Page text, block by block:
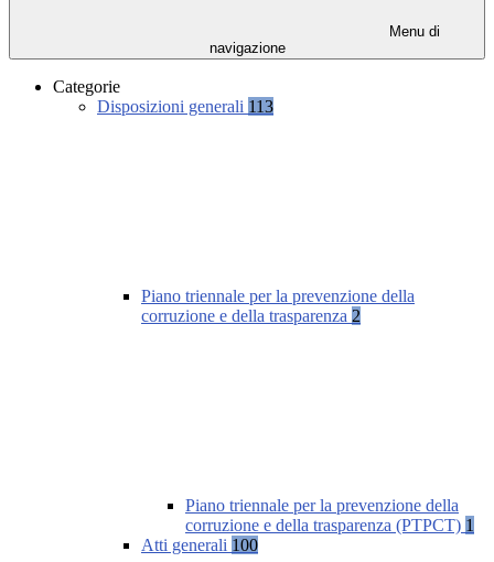
Menu di
navigazione
Categorie
Disposizioni generali 113
Piano triennale per la prevenzione della
corruzione e della trasparenza 2
Piano triennale per la prevenzione della
corruzione e della trasparenza (PTPCT) 1
Atti generali 100